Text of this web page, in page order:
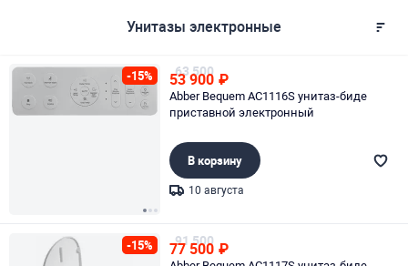
Унитазы электронные
-15% 63 500
53 900 ₽
Abber Bequem AC1116S унитаз-биде
приставной электронный
В корзину
10 августа
-15% 91 500
77 500 ₽